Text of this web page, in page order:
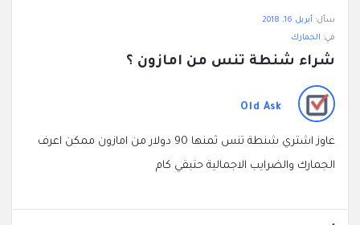
سؤال
وجواب
أسئلة
سأل: أبريل 16, 2018
في: الجمارك
شراء شنطة تنس من امازون ؟
Old Ask
عاوز اشتري شنطة تنس ثمنها 90 دولار من امازون ممكن اعرف
الجمارك والضرايب الاجمالية حتبقي كام